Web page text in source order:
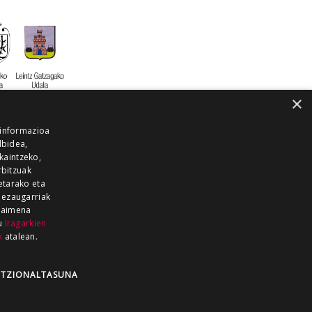
GUKA
GUKA ZUMAIA GUKA
×
eta
Iragarkien
atalean.